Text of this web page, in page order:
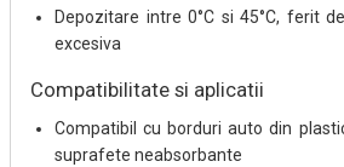
Depozitare intre 0°C si 45°C, ferit
excesiva
Compatibilitate si aplicatii
Compatibil cu borduri auto din
suprafete neabsorbante